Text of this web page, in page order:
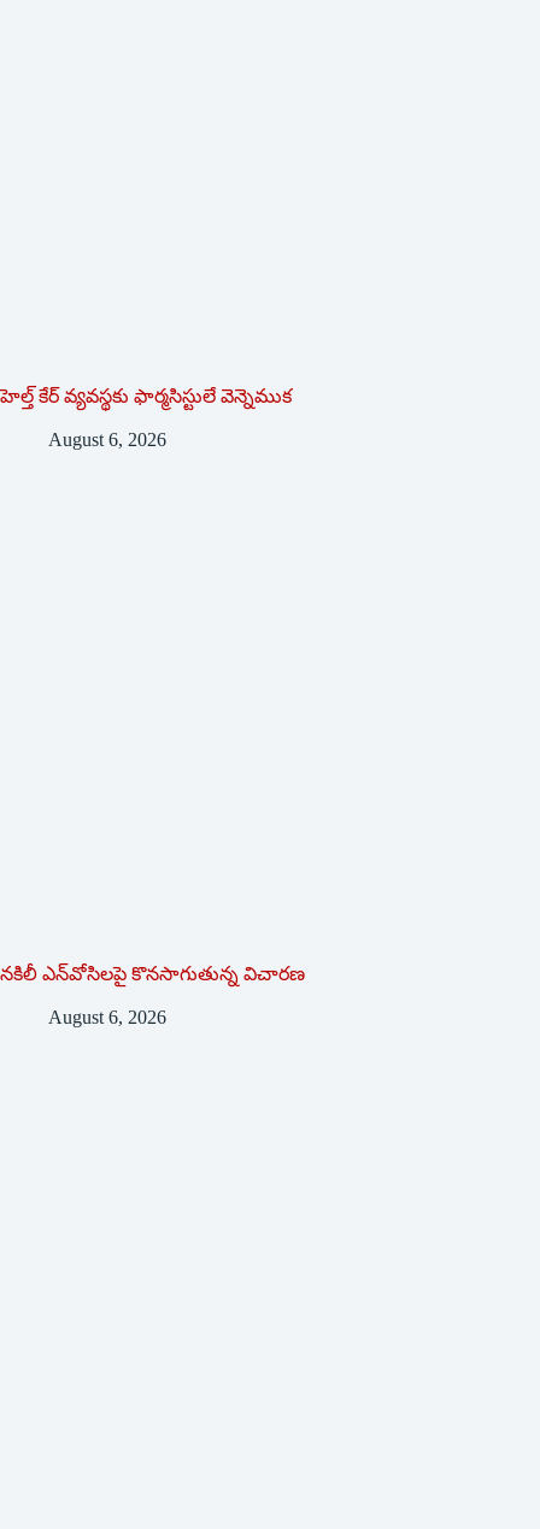
హెల్త్ కేర్ వ్యవస్థకు ఫార్మసిస్టులే వెన్నెముక
August 6, 2026
నకిలీ ఎన్‌వోసిలపై కొనసాగుతున్న విచారణ
August 6, 2026